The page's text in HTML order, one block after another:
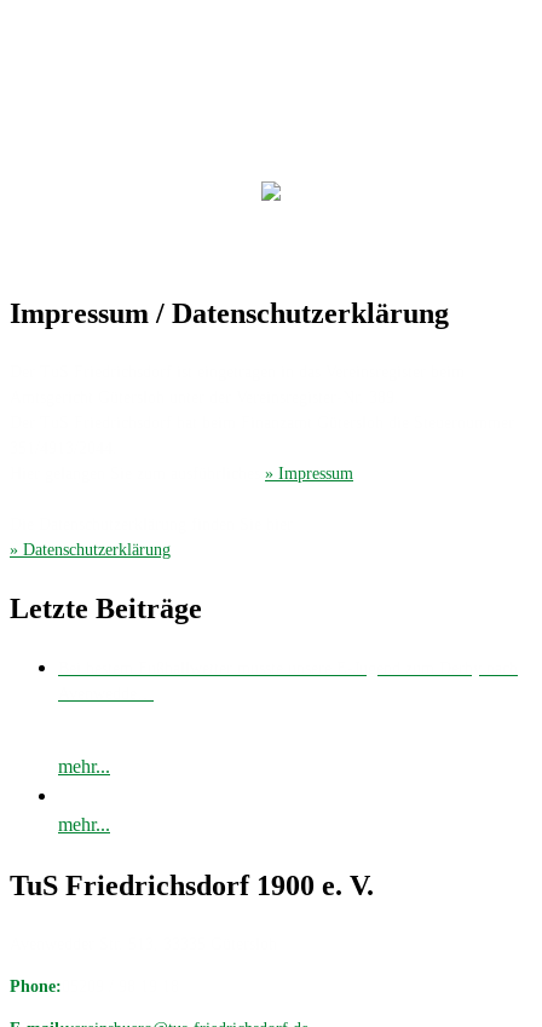
Impressum / Datenschutzerklärung
» Impressum
» Datenschutzerklärung
Letzte Beiträge
mehr...
mehr...
TuS Friedrichsdorf 1900 e. V.
Phone: